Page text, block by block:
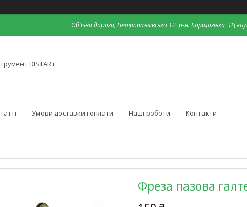
Об'їзна дорога, Петропавлівська 12, р-н. Борщагівка, ТЦ
DISTAR і
Умови доставки і оплати Наші роботи Контакти
Фреза пазова